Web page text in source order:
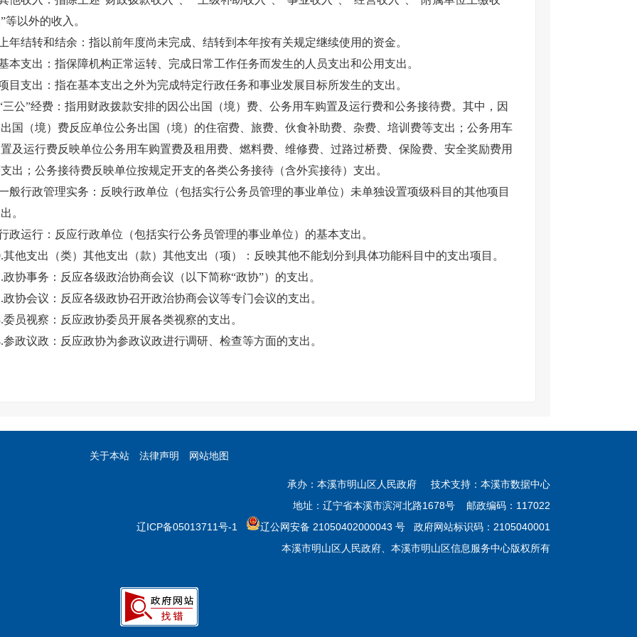
等以外的收入。
年结转和结余：指以前年度尚未完成、结转到本年按有关规定继续使用的资金。
本支出：指保障机构正常运转、完成日常工作任务而发生的人员支出和公用支出。
目支出：指在基本支出之外为完成特定行政任务和事业发展目标所发生的支出。
三公”经费：指用财政拨款安排的因公出国（境）费、公务用车购置及运行费和公务接待费。其中，因
国（境）费反应单位公务出国（境）的住宿费、旅费、伙食补助费、杂费、培训费等支出；公务用车
及运行费反映单位公务用车购置费及租用费、燃料费、维修费、过路过桥费、保险费、安全奖励费用
出；公务接待费反映单位按规定开支的各类公务接待（含外宾接待）支出。
般行政管理实务：反映行政单位（包括实行公务员管理的事业单位）未单独设置项级科目的其他项目
。
政运行：反应行政单位（包括实行公务员管理的事业单位）的基本支出。
其他支出（类）其他支出（款）其他支出（项）：反映其他不能划分到具体功能科目中的支出项目。
政协事务：反应各级政治协商会议（以下简称“政协”）的支出。
政协会议：反应各级政协召开政治协商会议等专门会议的支出。
委员视察：反应政协委员开展各类视察的支出。
参政议政：反应政协为参政议政进行调研、检查等方面的支出。
关于本站 法律声明 网站地图
承办：本溪市明山区人民政府 技术支持：本溪市数据中心
地址：辽宁省本溪市滨河北路1678号 邮政编码：117022
辽ICP备05013711号-1
辽公网安备 21050402000043 号 政府网站标识码：2105040001
本溪市明山区人民政府、本溪市明山区信息服务中心版权所有